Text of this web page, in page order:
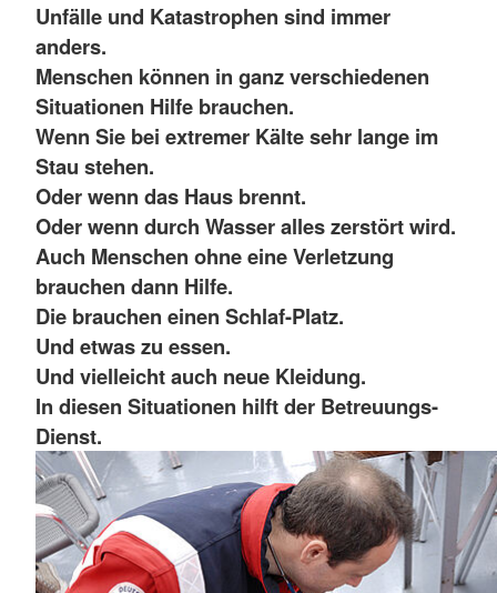
Unfälle und Katastrophen sind immer
anders.
Menschen können in ganz verschiedenen
Situationen Hilfe brauchen.
Wenn Sie bei extremer Kälte sehr lange im
Stau stehen.
Oder wenn das Haus brennt.
Oder wenn durch Wasser alles zerstört wird.
Auch Menschen ohne eine Verletzung
brauchen dann Hilfe.
Die brauchen einen Schlaf-Platz.
Und etwas zu essen.
Und vielleicht auch neue Kleidung.
In diesen Situationen hilft der Betreuungs-
Dienst.